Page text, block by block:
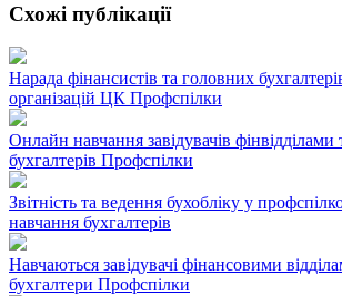
Схожі публікації
Нарада фінансистів та головних
організацій ЦК Профспілки
Онлайн навчання завідувачів
бухгалтерів Профспілки
Звітність та ведення бухобліку у
навчання бухгалтерів
Навчаються завідувачі фінансовими
бухгалтери Профспілки